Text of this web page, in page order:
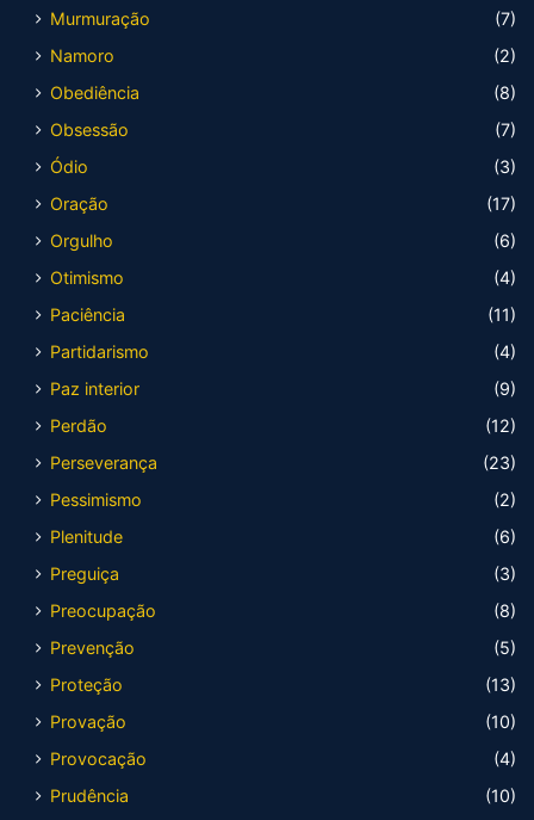
Murmuração
(7)
Namoro
(2)
Obediência
(8)
Obsessão
(7)
Ódio
(3)
Oração
(17)
Orgulho
(6)
Otimismo
(4)
Paciência
(11)
Partidarismo
(4)
Paz interior
(9)
Perdão
(12)
Perseverança
(23)
Pessimismo
(2)
Plenitude
(6)
Preguiça
(3)
Preocupação
(8)
Prevenção
(5)
Proteção
(13)
Provação
(10)
Provocação
(4)
Prudência
(10)